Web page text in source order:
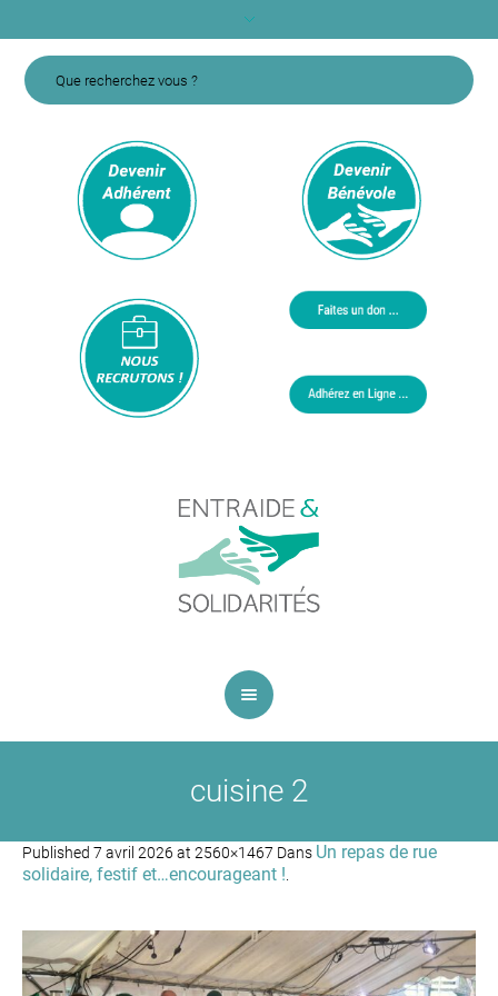
cuisine 2
Published 7 avril 2026 at 2560×1467 Dans Un repas de rue
solidaire, festif et…encourageant !